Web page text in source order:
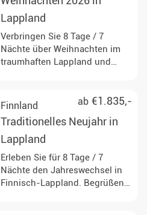
Outdoor-Fan auf seine Kosten.
Lappland
Verbringen Sie 8 Tage / 7
Nächte über Weihnachten im
traumhaften Lappland und
ab €1.835,-
Finnland
Traditionelles Neujahr in
Lappland
Erleben Sie für 8 Tage / 7
Nächte den Jahreswechsel in
Finnisch-Lappland. Begrüßen